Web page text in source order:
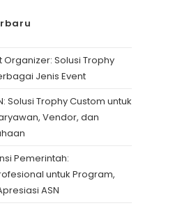
Organizer: Solusi Trophy
Jenis Event
Solusi Trophy Custom untuk
Vendor, dan
Pemerintah:
untuk Program,
ASN